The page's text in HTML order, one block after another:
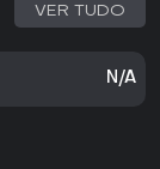
VER TUDO
N/A